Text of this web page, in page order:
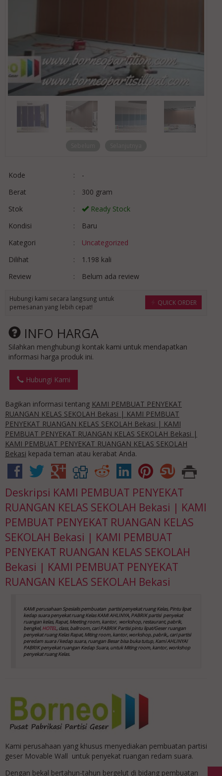
Kode :
-
Berat
:
300 gram
Stok
:
Ready Stock
Kondisi
:
Baru
Kategori
:
Uncategorized
Dilihat
:
1.198 kali
Review
: Belum ada review
QUICK ORDER
Hubungi kami secara langsung untuk
pemesanan yang lebih cepat!
INFO HARGA
Silahkan menghubungi kontak kami untuk mendapatkan
informasi harga produk ini.
Hubungi Kami
Bagikan informasi tentang KAMI PEMBUAT PENYEKAT
RUANGAN KELAS SEKOLAH Bekasi | KAMI PEMBUAT
PENYEKAT RUANGAN KELAS SEKOLAH Bekasi | KAMI
PEMBUAT PENYEKAT RUANGAN KELAS SEKOLAH Bekasi |
KAMI PEMBUAT PENYEKAT RUANGAN KELAS SEKOLAH
Bekasi kepada teman atau kerabat Anda.
Deskripsi KAMI PEMBUAT PENYEKAT
RUANGAN KELAS SEKOLAH Bekasi | KAMI
PEMBUAT PENYEKAT RUANGAN KELAS
SEKOLAH Bekasi | KAMI PEMBUAT
PENYEKAT RUANGAN KELAS SEKOLAH
Bekasi | KAMI PEMBUAT PENYEKAT
RUANGAN KELAS SEKOLAH Bekasi
KAMI perusahaan Spesialis pembuatan partisi penyekat ruang Kelas, Pintu lipat
kedap suarapenyekat ruang KelasKAMI AHLINYA, PABRIK partisi penyekat
ruangan kelas, Rapat, Meeting room, kantor, workshop, restaurant, pabrik,
bengkel, HOTEL, class, ballroom, cari PABRIK Partisi pintu lipat/Geser ruangan
penyekat ruang KelasRapat, Miting room, kantor, workshop, pabrik,, cari partisi
peredam suara / kedap suara, ruangan Besar bisa buka tutup, Kami AHLINYA!
PABRIK penyekat ruangan Kedap Suara, untuk Miting room, kantor, workshop
penyekat ruang Kelas.
Kami perusahaan yang khusus menyediakan pembuatan partisi
geser Movable Wall untuk penyekat ruangan redam suara.
Dengan bekal bertahun-tahun bergelut di bidang pembuatan